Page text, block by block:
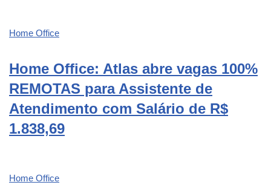
Home Office
Home Office: Atlas abre vagas 100%
REMOTAS para Assistente de
Atendimento com Salário de R$
1.838,69
Home Office